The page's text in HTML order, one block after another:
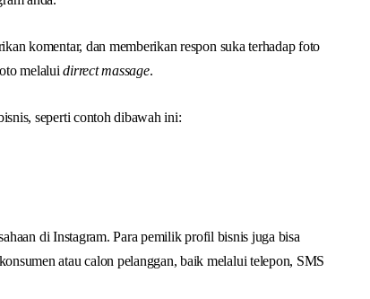
komentar, dan memberikan respon suka terhadap foto
melaluidirrect massage.
seperti contoh dibawah ini:
di Instagram. Para pemilik profil bisnis juga bisa
atau calon pelanggan, baik melalui telepon, SMS